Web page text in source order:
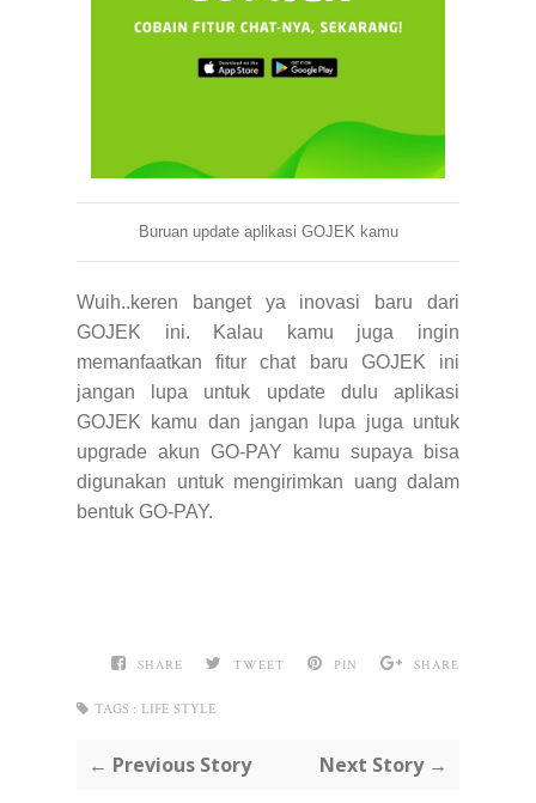
Buruan update aplikasi GOJEK kamu
Wuih..keren banget ya inovasi baru dari
GOJEK ini. Kalau kamu juga ingin
memanfaatkan fitur chat baru GOJEK ini
jangan lupa untuk update dulu aplikasi
GOJEK kamu dan jangan lupa juga untuk
upgrade akun GO-PAY kamu supaya bisa
digunakan untuk mengirimkan uang dalam
bentuk GO-PAY.
SHARE TWEET PIN SHARE
TAGS : LIFE STYLE
← Previous Story Next Story →